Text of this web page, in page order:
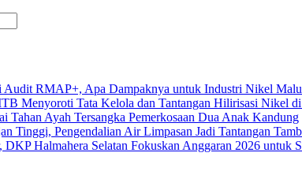
Audit RMAP+, Apa Dampaknya untuk Industri Nikel
Menyoroti Tata Kelola dan Tantangan Hilirisasi Nikel
Tahan Ayah Tersangka Pemerkosaan Dua Anak Kandung
Tinggi, Pengendalian Air Limpasan Jadi Tantangan
Halmahera Selatan Fokuskan Anggaran 2026 untuk